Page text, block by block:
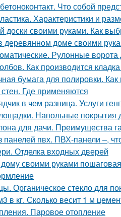
Что собой
Характеристики и
своими руками. Как
деревянном доме своими
Рулонные ворота
Как производится
бумага для полировки.
Где применяются
в чем разница. Услуги
Напольные покрытия
для дачи. Преимущества
панелей пвх. ПВХ-панели –,
Отделка входных дверей
своими руками
Органическое стекло для
в кг. Сколько весит 1 м
Паровое отопление